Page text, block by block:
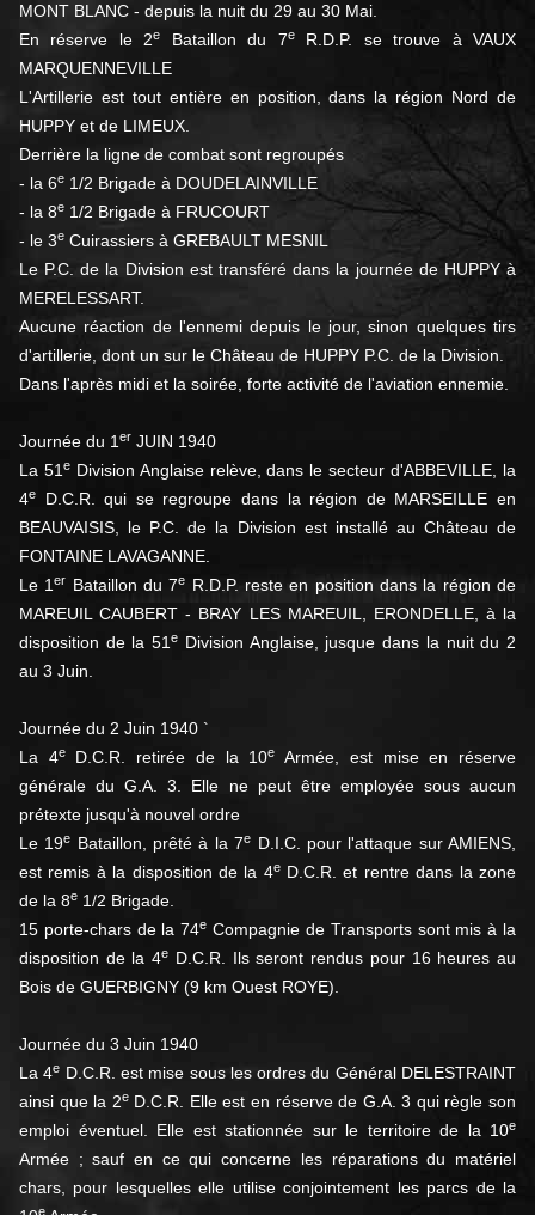
MONT BLANC - depuis la nuit du 29 au 30 Mai.
En réserve le 2e Bataillon du 7eR.D.P. se trouve à VAUX
MARQUENNEVILLE
L'Artillerie est tout entière en position, dans la région Nord de
HUPPY et de LIMEUX.
Derrière la ligne de combat sont regroupés
- la 6e 1/2 Brigade à DOUDELAINVILLE
- la 8e 1/2 Brigade à FRUCOURT
- le 3e Cuirassiers à GREBAULT MESNIL
Le P.C. de la Division est transféré dans la journée de HUPPY à
MERELESSART.
Aucune réaction de l'ennemi depuis le jour, sinon quelques tirs
d'artillerie, dont un sur le Château de HUPPY P.C. de la Division.
Dans l'après midi et la soirée, forte activité de l'aviation ennemie.
Journée du 1 er JUIN 1940
La 51 eDivision Anglaise relève, dans le secteur d'ABBEVILLE, la
4e
D.C.R. qui se regroupe dans la région de MARSEILLE en
BEAUVAISIS, le P.C. de la Division est installé au Château de
FONTAINE LAVAGANNE.
Le 1er Bataillon du 7e R.D.P. reste en position dans la région de
MAREUIL CAUBERT - BRAY LES MAREUIL, ERONDELLE, à la
disposition de la 51e Division Anglaise, jusque dans la nuit du 2
au 3 Juin.
Journée du 2 Juin 1940 `
La 4eD.C.R. retirée de la 10e
Armée, est mise en réserve
générale du G.A. 3. Elle ne peut être employée sous aucun
prétexte jusqu'à nouvel ordre
Le 19e Bataillon, prêté à la 7e D.I.C. pour l'attaque sur AMIENS,
est remis à la disposition de la 4eD.C.R. et rentre dans la zone
de la 8e 1/2 Brigade.
15 porte-chars de la 74e Compagnie de Transports sont mis à la
disposition de la 4e D.C.R. Ils seront rendus pour 16 heures au
Bois de GUERBIGNY (9 km Ouest ROYE).
Journée du 3 Juin 1940
La 4e D.C.R. est mise sous les ordres du Général DELESTRAINT
ainsi que la 2eD.C.R. Elle est en réserve de G.A. 3 qui règle son
emploi éventuel. Elle est stationnée sur le territoire de la 10e
Armée ; sauf en ce qui concerne les réparations du matériel
chars, pour lesquelles elle utilise conjointement les parcs de la
e